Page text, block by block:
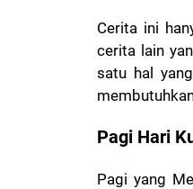
Cerita ini
cerita lain
satu hal
Pagi Hari
Pagi yang